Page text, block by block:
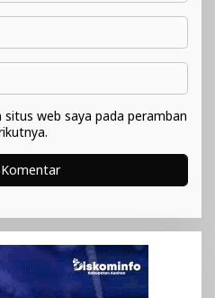
web saya pada peramban